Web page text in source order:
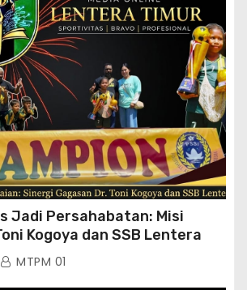
Jadi Persahabatan: Misi
Kogoya dan SSB Lentera
MTPM 01